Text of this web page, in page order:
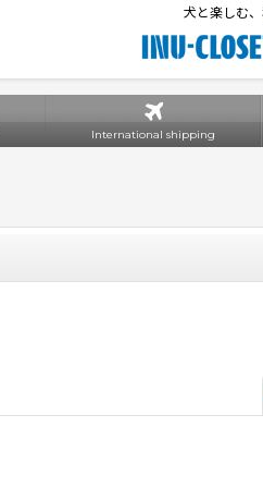
犬と楽しむ、
International shipping